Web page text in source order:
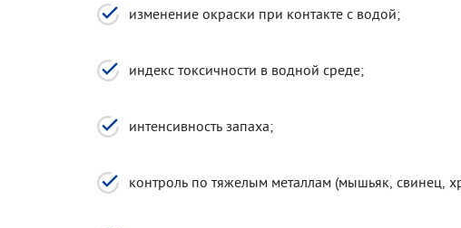
изменение окраски при контакте с водой;
индекс токсичности в водной среде;
интенсивность запаха;
контроль по тяжелым металлам (мышьяк, свинец,